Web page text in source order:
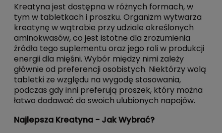
Kreatyna jest dostępna w różnych formach, w
tym w tabletkach i proszku. Organizm wytwarza
kreatynę w wątrobie przy udziale określonych
aminokwasów, co jest istotne dla zrozumienia
źródła tego suplementu oraz jego roli w produkcji
energii dla mięśni. Wybór między nimi zależy
głównie od preferencji osobistych. Niektórzy wolą
tabletki ze względu na wygodę stosowania,
podczas gdy inni preferują proszek, który można
łatwo dodawać do swoich ulubionych napojów.
Najlepsza Kreatyna - Jak Wybrać?